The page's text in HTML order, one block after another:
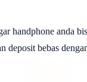
handphone anda
deposit bebas